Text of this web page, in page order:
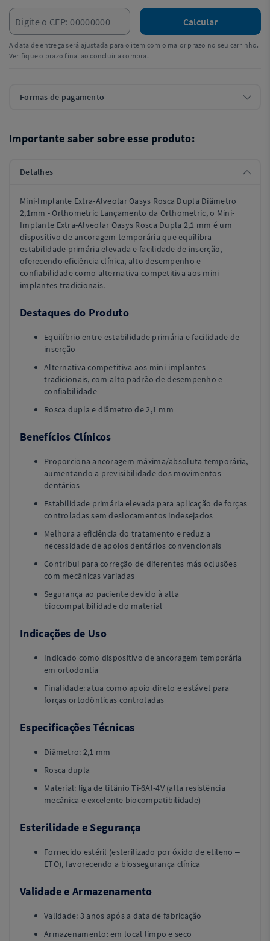
Calcular
A data de entrega será ajustada para o item com o maior prazo no seu carrinho.
Verifique o prazo final ao concluir a compra.
Formas de pagamento
Importante saber sobre esse produto:
Detalhes
Mini-Implante Extra-Alveolar Oasys Rosca Dupla Diâmetro
2,1mm - Orthometric Lançamento da Orthometric, o Mini-
Implante Extra-Alveolar Oasys Rosca Dupla 2,1 mm é um
dispositivo de ancoragem temporária que equilibra
estabilidade primária elevada e facilidade de inserção,
oferecendo eficiência clínica, alto desempenho e
confiabilidade como alternativa competitiva aos mini-
implantes tradicionais.
Destaques do Produto
Equilíbrio entre estabilidade primária e facilidade de
inserção
Alternativa competitiva aos mini-implantes
tradicionais, com alto padrão de desempenho e
confiabilidade
Rosca dupla e diâmetro de 2,1 mm
Benefícios Clínicos
Proporciona ancoragem máxima/absoluta temporária,
aumentando a previsibilidade dos movimentos
dentários
Estabilidade primária elevada para aplicação de forças
controladas sem deslocamentos indesejados
Melhora a eficiência do tratamento e reduz a
necessidade de apoios dentários convencionais
Contribui para correção de diferentes más oclusões
com mecânicas variadas
Segurança ao paciente devido à alta
biocompatibilidade do material
Indicações de Uso
Indicado como dispositivo de ancoragem temporária
em ortodontia
Finalidade: atua como apoio direto e estável para
forças ortodônticas controladas
Especificações Técnicas
Diâmetro: 2,1 mm
Rosca dupla
Material: liga de titânio Ti-6Al-4V (alta resistência
mecânica e excelente biocompatibilidade)
Esterilidade e Segurança
Fornecido estéril (esterilizado por óxido de etileno –
ETO), favorecendo a biossegurança clínica
Validade e Armazenamento
Validade: 3 anos após a data de fabricação
Armazenamento: em local limpo e seco